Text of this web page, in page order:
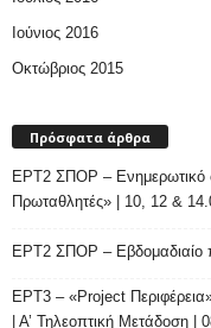
Ιούνιος 2016
Οκτώβριος 2015
Πρόσφατα άρθρα
ΕΡΤ2 ΣΠΟΡ – Ενημερωτικό
Πρωταθλητές» | 10, 12 &
ΕΡΤ2 ΣΠΟΡ – Εβδομαδιαίο
ΕΡΤ3 – «Project
| Α’ Τηλεοπτική Μετάδοση |